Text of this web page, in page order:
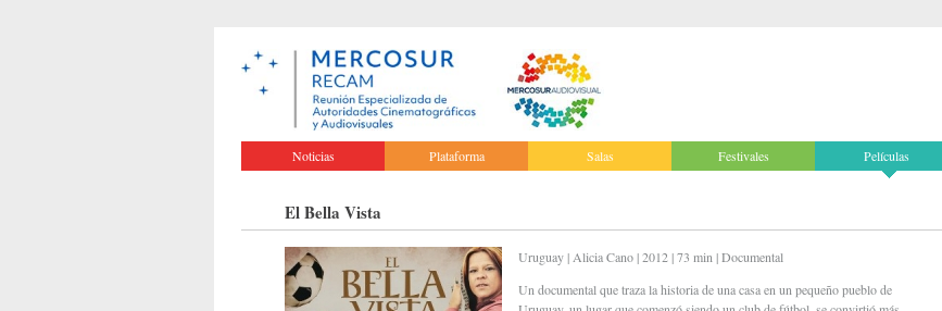
Noticias Plataforma Salas Festivales Películas
El Bella Vista
Uruguay | Alicia Cano | 2012 | 73 min | Documental
Un documental que traza la historia de una casa en un pequeño pueblo de